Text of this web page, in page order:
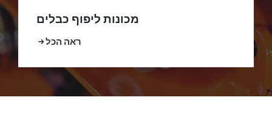
מכונות ליפוף כבלים
ראה הכל